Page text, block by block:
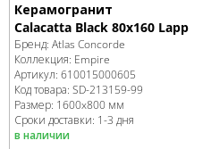
Керамогранит
Calacatta Black 80x160 Lapp
Бренд: Atlas Concorde
Коллекция: Empire
Артикул: 610015000605
Код товара: SD-213159-99
Размер: 1600x800 мм
Сроки доставки: 1-3 дня
в наличии